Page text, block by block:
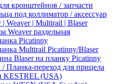
кронштейнов / запчасти
под коллиматор / аксессуар
| Weaver | Multirail | Blaser
Weaver раздельная
Picatinny
Multirail Picatinny/Blaser
Blaser на планку Picatinny
/ Планка-переход для прицела
KESTREL (USA)